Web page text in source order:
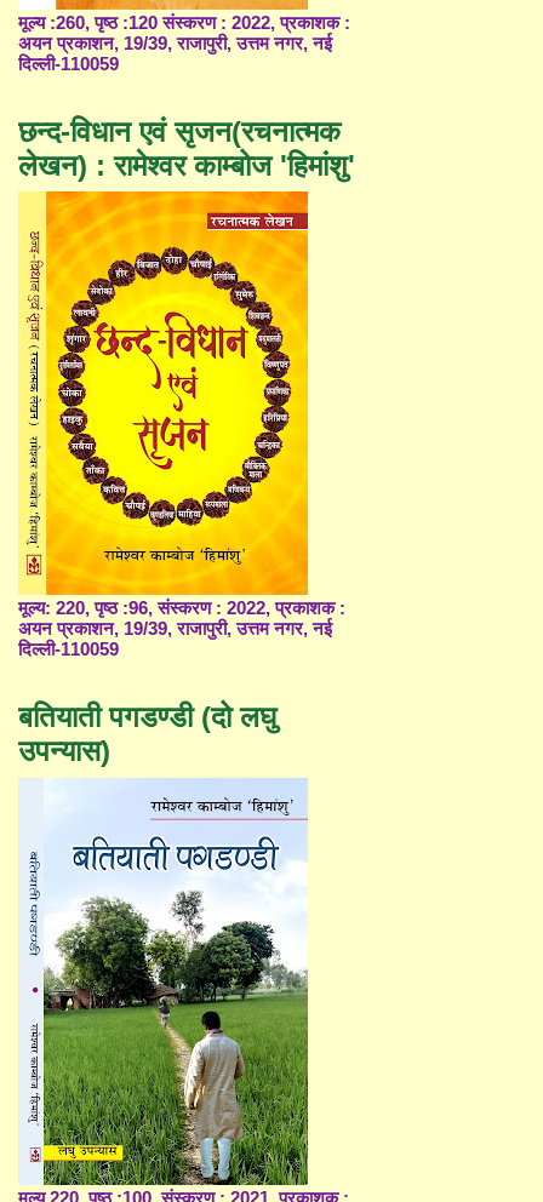
मूल्य :260, पृष्ठ :120 संस्करण : 2022, प्रकाशक :
अयन प्रकाशन, 19/39, राजापुरी, उत्तम नगर, नई
दिल्ली-110059
छन्द-विधान एवं सृजन(रचनात्मक
लेखन) : रामेश्वर काम्बोज 'हिमांशु'
मूल्य: 220, पृष्ठ :96, संस्करण : 2022, प्रकाशक :
अयन प्रकाशन, 19/39, राजापुरी, उत्तम नगर, नई
दिल्ली-110059
बतियाती पगडण्डी (दो लघु
उपन्यास)